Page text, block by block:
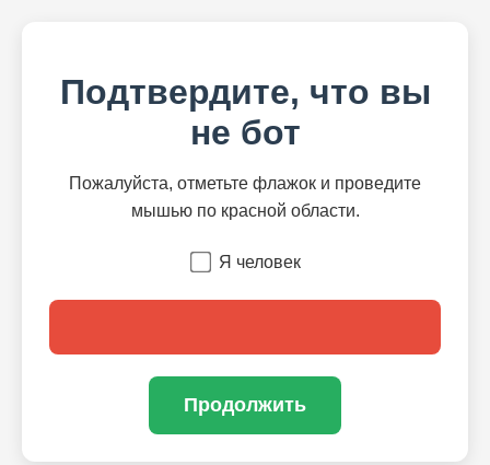
Подтвердите, что вы
не бот
Пожалуйста, отметьте флажок и проведите
мышью по красной области.
Я человек
Продолжить